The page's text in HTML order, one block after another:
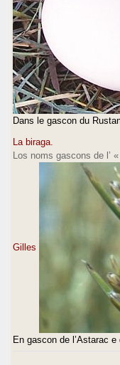
Dans le gascon du
La biraga.
Los noms gascons de l’
Gilles
En gascon de l’Astarac